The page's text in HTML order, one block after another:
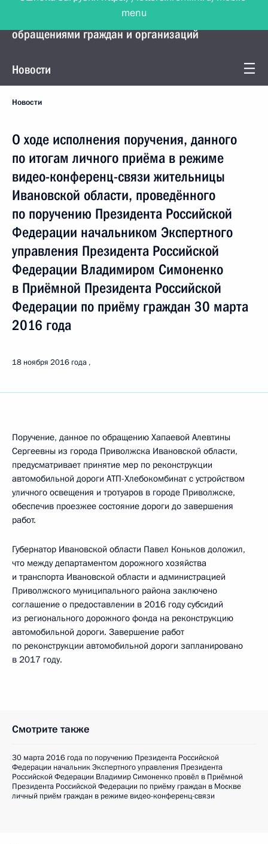
Управление Президента по работе с
обращениями граждан и организаций
Новости
Новости
О ходе исполнения поручения, данного
по итогам личного приёма в режиме
видео-конференц-связи жительницы
Ивановской области, проведённого
по поручению Президента Российской
Федерации начальником Экспертного
управления Президента Российской
Федерации Владимиром Симоненко
в Приёмной Президента Российской
Федерации по приёму граждан 30 марта
2016 года
18 ноября 2016 года
Поручение, данное по обращению Хапаевой Алевтины
Сергеевны из города Приволжска Ивановской области,
предусматривает принятие мер по реконструкции
автомобильной дороги АТП-Хлебокомбинат с устройством
уличного освещения и тротуаров в городе Приволжске,
обеспечив проезжее состояние дороги до завершения
работ.
Губернатор Ивановской области Павел Коньков доложил,
что между департаментом дорожного хозяйства
и транспорта Ивановской области и администрацией
Приволжского муниципального района заключено
соглашение о предоставлении в 2016 году субсидий
из регионального дорожного фонда на реконструкцию
автомобильной дороги. Завершение работ
по реконструкции автомобильной дороги запланировано
в 2017 году.
Смотрите также
30 марта 2016 года по поручению Президента Российской
Федерации начальник Экспертного управления Президента
Российской Федерации Владимир Симоненко провёл в Приёмной
Президента Российской Федерации по приёму граждан в Москве
личный приём граждан в режиме видео-конференц-связи
menu